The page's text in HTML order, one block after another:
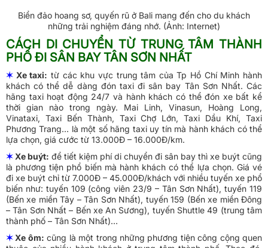
Biển đảo hoang sơ, quyến rũ ở Bali mang đến cho du khách
những trải nghiệm đáng nhớ. (Ảnh: Internet)
CÁCH DI CHUYỂN TỪ TRUNG TÂM THÀNH
PHỐ ĐI SÂN BAY TÂN SƠN NHẤT
✶ Xe taxi: từ các khu vực trung tâm của Tp Hồ Chí Minh hành
khách có thể dễ dàng đón taxi đi sân bay Tân Sơn Nhất. Các
hãng taxi hoạt động 24/7 và hành khách có thể đón xe bất kể
thời gian nào trong ngày. Mai Linh, Vinasun, Hoàng Long,
Vinataxi, Taxi Bến Thành, Taxi Chợ Lớn, Taxi Dầu Khí, Taxi
Phương Trang… là một số hãng taxi uy tín mà hành khách có thể
lựa chọn, giá cước từ 13.000Đ – 16.000Đ/km.
✶ Xe buýt: để tiết kiệm phí di chuyển đi sân bay thì xe buýt cũng
là phương tiện phổ biến mà hành khách có thể lựa chọn. Giá vé
đi xe buýt chỉ từ 7.000Đ – 45.000Đ/khách với nhiều tuyến xe phổ
biến như: tuyến 109 (công viên 23/9 – Tân Sơn Nhất), tuyến 119
(Bến xe miền Tây – Tân Sơn Nhất), tuyến 159 (Bến xe miền Đông
– Tân Sơn Nhất – Bến xe An Sương), tuyến Shuttle 49 (trung tâm
thành phố – Tân Sơn Nhất)…
✶ Xe ôm: cũng là một trong những phương tiện công cộng quen